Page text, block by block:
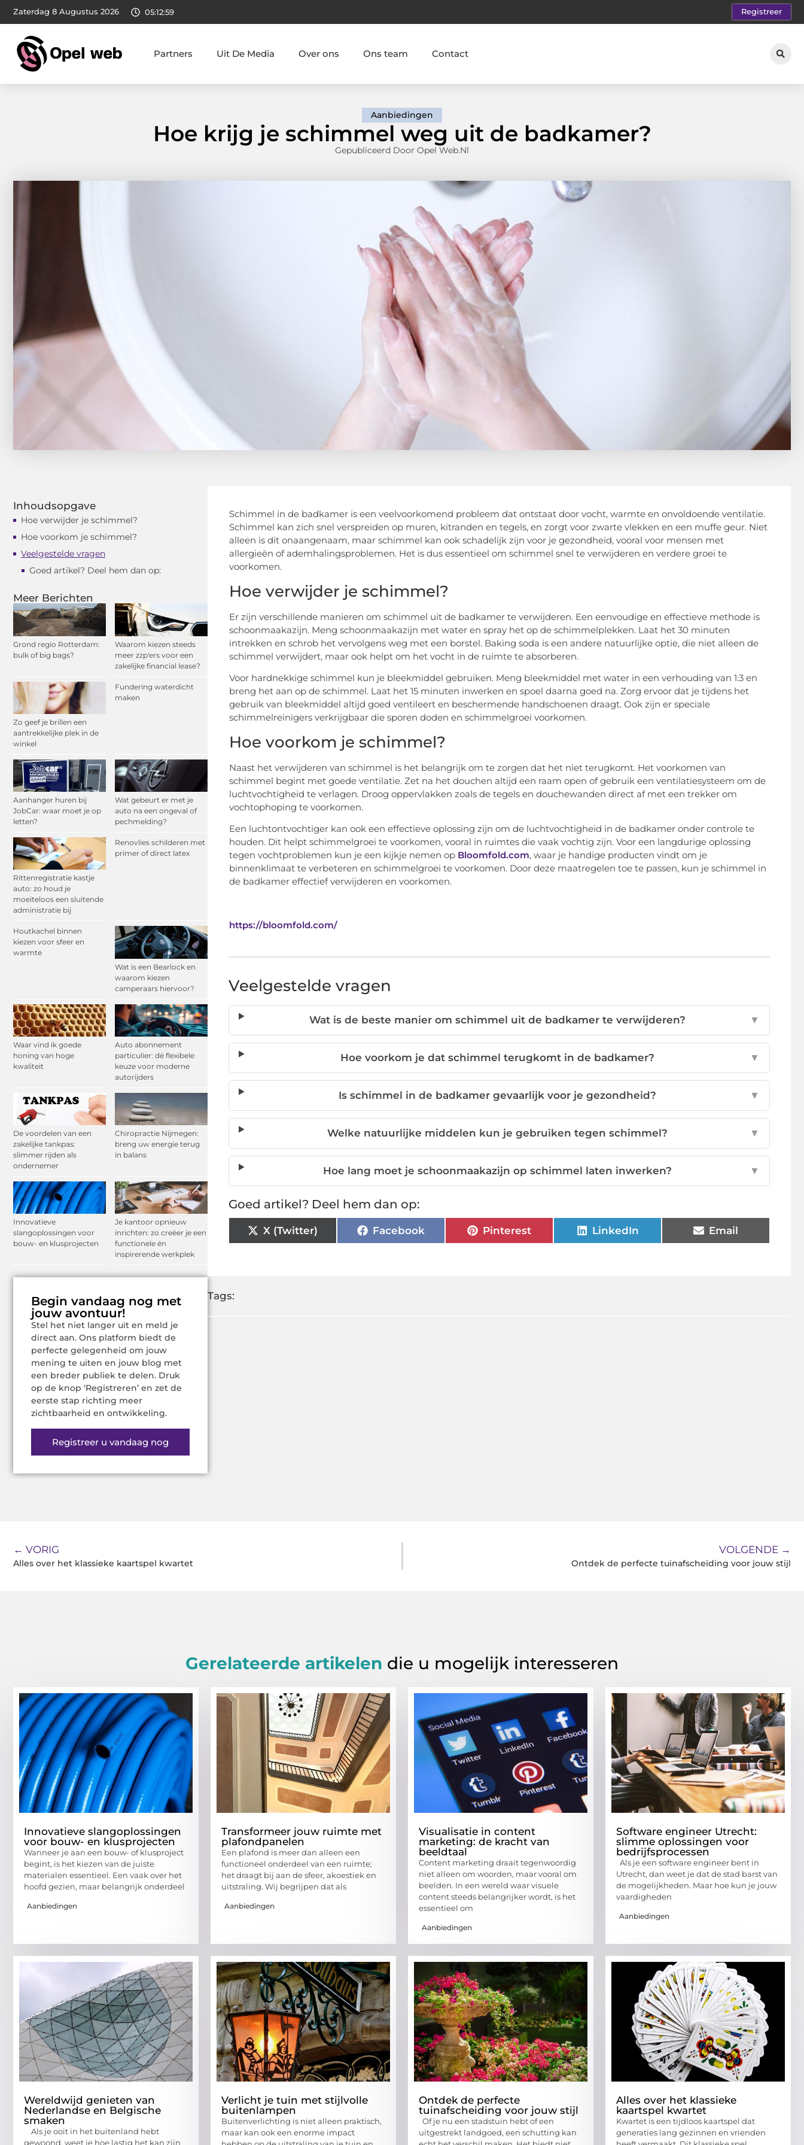
Zaterdag 8 Augustus 2026 05:13:00 Registreer
Partners Uit De Media Over ons Ons team Contact
Aanbiedingen
Hoe krijg je schimmel weg uit de badkamer?
Gepubliceerd Door Opel Web.nl
Inhoudsopgave
Hoe verwijder je schimmel?
Hoe voorkom je schimmel?
Veelgestelde vragen
Goed artikel? Deel hem dan op:
Meer Berichten
Grond regio Rotterdam:
bulk of big bags?
Waarom kiezen steeds
meer zzp'ers voor een
zakelijke financial lease?
Zo geef je brillen een
aantrekkelijke plek in de
winkel
Fundering waterdicht
maken
Aanhanger huren bij
JobCar: waar moet je op
letten?
Wat gebeurt er met je
auto na een ongeval of
pechmelding?
Rittenregistratie kastje
auto: zo houd je
moeiteloos een sluitende
administratie bij
Renovlies schilderen met
primer of direct latex
Houtkachel binnen
kiezen voor sfeer en
warmte
Wat is een Bearlock en
waarom kiezen
camperaars hiervoor?
Waar vind ik goede
honing van hoge
kwaliteit
Auto abonnement
particulier: dé flexibele
keuze voor moderne
autorijders
De voordelen van een
zakelijke tankpas:
slimmer rijden als
ondernemer
Chiropractie Nijmegen:
breng uw energie terug
in balans
Innovatieve
slangoplossingen voor
bouw- en klusprojecten
Je kantoor opnieuw
inrichten: zo creëer je een
functionele én
inspirerende werkplek
Begin vandaag nog met
jouw avontuur!
Stel het niet langer uit en meld je
direct aan. Ons platform biedt de
perfecte gelegenheid om jouw
mening te uiten en jouw blog met
een breder publiek te delen. Druk
op de knop ‘Registreren’ en zet de
eerste stap richting meer
zichtbaarheid en ontwikkeling.
Registreer u vandaag nog
Schimmel in de badkamer is een veelvoorkomend probleem dat ontstaat door vocht, warmte en onvoldoende ventilatie.
Schimmel kan zich snel verspreiden op muren, kitranden en tegels, en zorgt voor zwarte vlekken en een muffe geur. Niet
alleen is dit onaangenaam, maar schimmel kan ook schadelijk zijn voor je gezondheid, vooral voor mensen met
allergieën of ademhalingsproblemen. Het is dus essentieel om schimmel snel te verwijderen en verdere groei te
voorkomen.
Hoe verwijder je schimmel?
Er zijn verschillende manieren om schimmel uit de badkamer te verwijderen. Een eenvoudige en effectieve methode is
schoonmaakazijn. Meng schoonmaakazijn met water en spray het op de schimmelplekken. Laat het 30 minuten
intrekken en schrob het vervolgens weg met een borstel. Baking soda is een andere natuurlijke optie, die niet alleen de
schimmel verwijdert, maar ook helpt om het vocht in de ruimte te absorberen.
Voor hardnekkige schimmel kun je bleekmiddel gebruiken. Meng bleekmiddel met water in een verhouding van 1:3 en
breng het aan op de schimmel. Laat het 15 minuten inwerken en spoel daarna goed na. Zorg ervoor dat je tijdens het
gebruik van bleekmiddel altijd goed ventileert en beschermende handschoenen draagt. Ook zijn er speciale
schimmelreinigers verkrijgbaar die sporen doden en schimmelgroei voorkomen.
Hoe voorkom je schimmel?
Naast het verwijderen van schimmel is het belangrijk om te zorgen dat het niet terugkomt. Het voorkomen van
schimmel begint met goede ventilatie. Zet na het douchen altijd een raam open of gebruik een ventilatiesysteem om de
luchtvochtigheid te verlagen. Droog oppervlakken zoals de tegels en douchewanden direct af met een trekker om
vochtophoping te voorkomen.
Een luchtontvochtiger kan ook een effectieve oplossing zijn om de luchtvochtigheid in de badkamer onder controle te
houden. Dit helpt schimmelgroei te voorkomen, vooral in ruimtes die vaak vochtig zijn. Voor een langdurige oplossing
tegen vochtproblemen kun je een kijkje nemen op Bloomfold.com, waar je handige producten vindt om je
binnenklimaat te verbeteren en schimmelgroei te voorkomen. Door deze maatregelen toe te passen, kun je schimmel in
de badkamer effectief verwijderen en voorkomen.
https://bloomfold.com/
Veelgestelde vragen
Wat is de beste manier om schimmel uit de badkamer te verwijderen? ▼
Hoe voorkom je dat schimmel terugkomt in de badkamer? ▼
Is schimmel in de badkamer gevaarlijk voor je gezondheid? ▼
Welke natuurlijke middelen kun je gebruiken tegen schimmel? ▼
Hoe lang moet je schoonmaakazijn op schimmel laten inwerken? ▼
Goed artikel? Deel hem dan op:
X (Twitter) Facebook Pinterest LinkedIn Email
Tags:
← VORIG
Alles over het klassieke kaartspel kwartet
VOLGENDE →
Ontdek de perfecte tuinafscheiding voor jouw stijl
Gerelateerde artikelen die u mogelijk interesseren
Innovatieve slangoplossingen
voor bouw- en klusprojecten
Wanneer je aan een bouw- of klusproject
begint, is het kiezen van de juiste
materialen essentieel. Een vaak over het
hoofd gezien, maar belangrijk onderdeel
Aanbiedingen
Transformeer jouw ruimte met
plafondpanelen
Een plafond is meer dan alleen een
functioneel onderdeel van een ruimte;
het draagt bij aan de sfeer, akoestiek en
uitstraling. Wij begrijpen dat als
Aanbiedingen
Visualisatie in content
marketing: de kracht van
beeldtaal
Content marketing draait tegenwoordig
niet alleen om woorden, maar vooral om
beelden. In een wereld waar visuele
content steeds belangrijker wordt, is het
essentieel om
Aanbiedingen
Software engineer Utrecht:
slimme oplossingen voor
bedrijfsprocessen
Als je een software engineer bent in
Utrecht, dan weet je dat de stad barst van
de mogelijkheden. Maar hoe kun je jouw
vaardigheden
Aanbiedingen
Wereldwijd genieten van
Nederlandse en Belgische
smaken
Als je ooit in het buitenland hebt
gewoond, weet je hoe lastig het kan zijn
Verlicht je tuin met stijlvolle
buitenlampen
Buitenverlichting is niet alleen praktisch,
maar kan ook een enorme impact
Ontdek de perfecte
tuinafscheiding voor jouw stijl
Of je nu een stadstuin hebt of een
uitgestrekt landgoed, een schutting kan
Alles over het klassieke
kaartspel kwartet
Kwartet is een tijdloos kaartspel dat
generaties lang gezinnen en vrienden